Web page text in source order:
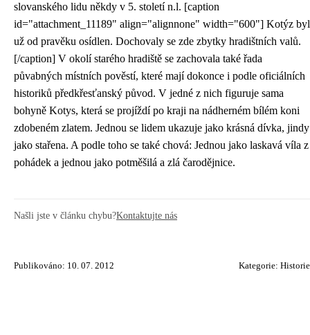
slovanského lidu někdy v 5. století n.l. [caption
id="attachment_11189" align="alignnone" width="600"] Kotýz byl
už od pravěku osídlen. Dochovaly se zde zbytky hradištních valů.
[/caption] V okolí starého hradiště se zachovala také řada
půvabných místních pověstí, které mají dokonce i podle oficiálních
historiků předkřesťanský původ. V jedné z nich figuruje sama
bohyně Kotys, která se projíždí po kraji na nádherném bílém koni
zdobeném zlatem. Jednou se lidem ukazuje jako krásná dívka, jindy
jako stařena. A podle toho se také chová: Jednou jako laskavá víla z
pohádek a jednou jako potměšilá a zlá čarodějnice.
Našli jste v článku chybu?Kontaktujte nás
Publikováno: 10. 07. 2012 Kategorie: Historie